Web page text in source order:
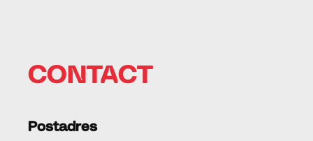
CONTACT
Postadres